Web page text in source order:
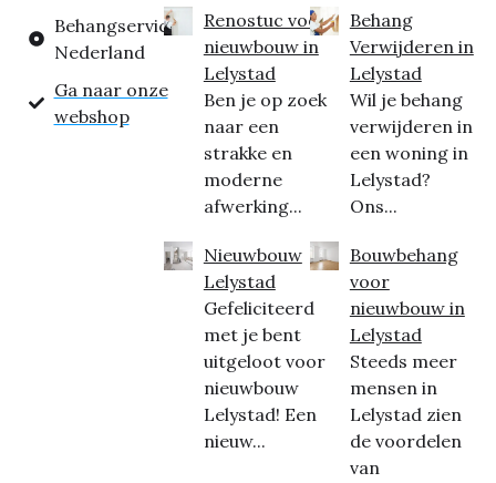
Behangservice
Nederland
Ga naar onze
webshop
Renostuc voor
nieuwbouw in
Lelystad
Ben je op zoek
naar een
strakke en
moderne
afwerking...
Nieuwbouw
Lelystad
Gefeliciteerd
met je bent
uitgeloot voor
nieuwbouw
Lelystad! Een
nieuw...
Behang
Verwijderen in
Lelystad
Wil je behang
verwijderen in
een woning in
Lelystad?
Ons...
Bouwbehang
voor
nieuwbouw in
Lelystad
Steeds meer
mensen in
Lelystad zien
de voordelen
van